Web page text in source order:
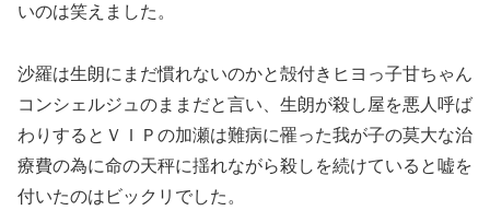
いのは笑えました。
沙羅は生朗にまだ慣れないのかと殻付きヒヨっ子甘ちゃん
コンシェルジュのままだと言い、生朗が殺し屋を悪人呼ば
わりするとＶＩＰの加瀬は難病に罹った我が子の莫大な治
療費の為に命の天秤に揺れながら殺しを続けていると嘘を
付いたのはビックリでした。